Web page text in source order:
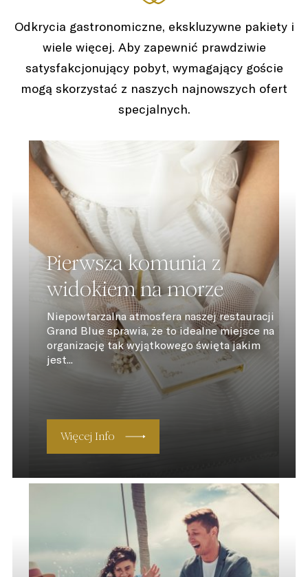
Odkrycia gastronomiczne, ekskluzywne pakiety i
wiele więcej. Aby zapewnić prawdziwie
satysfakcjonujący pobyt, wymagający goście
mogą skorzystać z naszych najnowszych ofert
specjalnych.
Pierwsza komunia z
widokiem na morze
Niepowtarzalna atmosfera naszej restauracji
Grand Blue sprawia, że to idealne miejsce na
organizację tak wyjątkowego święta jakim
jest...
Więcej Info